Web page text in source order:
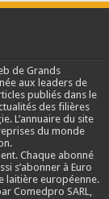
de Grands
aux leaders de
publiés dans le
des filières
L’annuaire du site
du monde
Chaque abonné
s’abonner à Euro
laitière européenne.
Comedpro SARL,